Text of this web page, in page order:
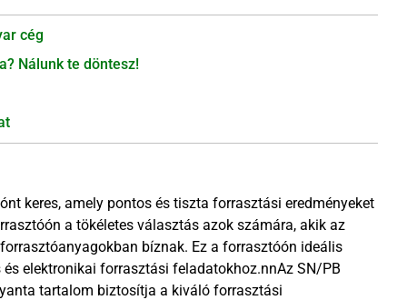
cég
Nálunk te döntesz!
keres, amely pontos és tiszta forrasztási eredményeket
a tökéletes választás azok számára, akik az
bíznak. Ez a forrasztóón ideális
elektronikai forrasztási feladatokhoz.nnAz SN/PB
tartalom biztosítja a kiváló forrasztási